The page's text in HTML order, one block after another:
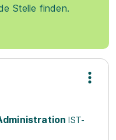
Stelle finden.
IST-